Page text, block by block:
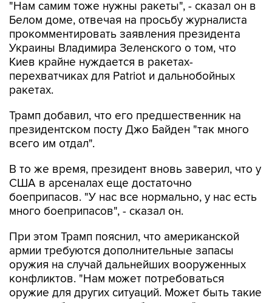
прокомментировать заявления президента
Украины Владимира Зеленского о том, что
Киев крайне нуждается в ракетах-
перехватчиках для Patriot и дальнобойных
ракетах.
Трамп добавил, что его предшественник на
всего им отдал".
В то же время, президент вновь заверил, что у
боеприпасов. "У нас все нормально, у нас есть
много боеприпасов", - сказал он.
При этом Трамп пояснил, что американской
оружия на случай дальнейших вооруженных
конфликтов. "Нам может потребоваться
оружие для других ситуаций. Может быть такие
ситуации будут, а может быть - нет", - пояснил
он.